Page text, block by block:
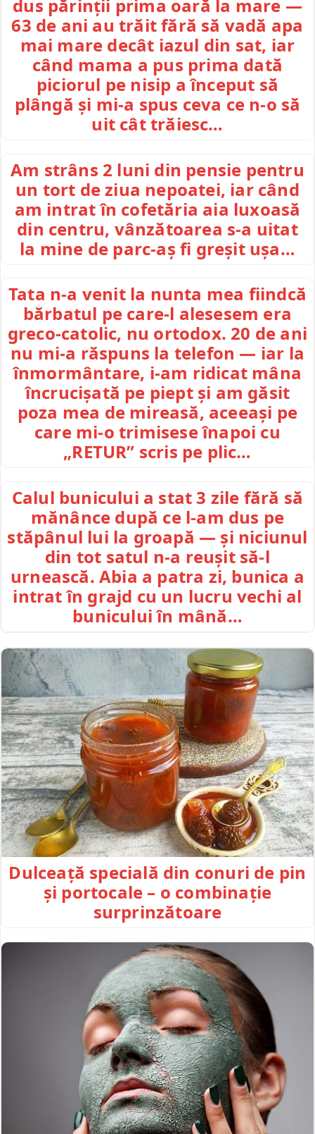
dus părinții prima oară la mare —
63 de ani au trăit fără să vadă apa
mai mare decât iazul din sat, iar
când mama a pus prima dată
piciorul pe nisip a început să
plângă și mi-a spus ceva ce n-o să
uit cât trăiesc…
Am strâns 2 luni din pensie pentru
un tort de ziua nepoatei, iar când
am intrat în cofetăria aia luxoasă
din centru, vânzătoarea s-a uitat
la mine de parc-aș fi greșit ușa…
Tata n-a venit la nunta mea fiindcă
bărbatul pe care-l alesesem era
greco-catolic, nu ortodox. 20 de ani
nu mi-a răspuns la telefon — iar la
înmormântare, i-am ridicat mâna
încrucișată pe piept și am găsit
poza mea de mireasă, aceeași pe
care mi-o trimisese înapoi cu
„RETUR” scris pe plic…
Calul bunicului a stat 3 zile fără să
mănânce după ce l-am dus pe
stăpânul lui la groapă — și niciunul
din tot satul n-a reușit să-l
urnească. Abia a patra zi, bunica a
intrat în grajd cu un lucru vechi al
bunicului în mână…
Dulceață specială din conuri de pin
și portocale – o combinație
surprinzătoare